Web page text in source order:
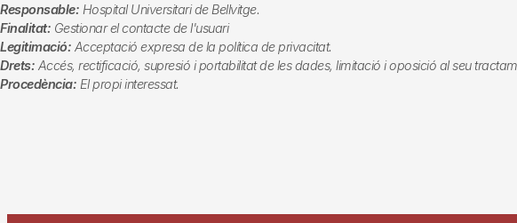
Responsable: Hospital Universitari de Bellvitge.
Finalitat: Gestionar el contacte de l'usuari
Legitimació: Acceptació expresa de la política de privacitat.
Drets: Accés, rectificació, supresió i portabilitat de les dades, limitació i oposició al seu
Procedència: El propi interessat.